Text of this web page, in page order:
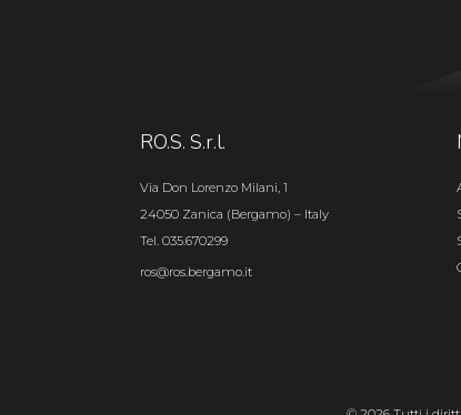
RO.S. S.r.l.
Via Don Lorenzo Milani, 1
24050 Zanica (Bergamo) – Italy
Tel. 035.670299
ros@ros.bergamo.it